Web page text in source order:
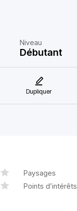
Niveau
Débutant
Dupliquer
Paysages
Points d’intérêts